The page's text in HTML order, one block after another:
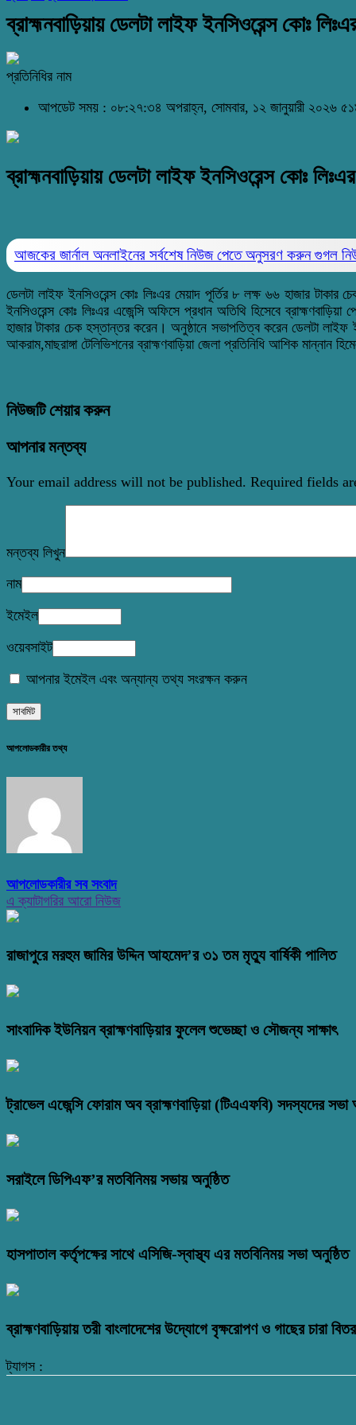
ব্রাহ্মনবাড়িয়ায় ডেলটা লাইফ ইনসিওরেন্স কোঃ
প্রতিনিধির নাম
আপডেট সময় : ০৮:২৭:৩৪ অপরাহ্ন, সোমবার, ১২ জানুয়ারী ২০২৬
ব্রাহ্মনবাড়িয়ায় ডেলটা লাইফ ইনসিওরেন্স কোঃ
আজকের জার্নাল অনলাইনের সর্বশেষ নিউজ পেতে অনুসরণ করুনগুগল
ডেলটা লাইফ ইনসিওরেন্স কোঃ লিঃএর মেয়াদ পূর্তির ৮ লক্ষ ৬৬ হাজারটাকার
ইনসিওরেন্স কোঃ লিঃএর এজেন্সি অফিসে প্রধান অতিথি হিসেবে
হাজার টাকার চেক হস্তান্তর করেন। অনুষ্ঠানে সভাপতিত্ব করেন ডেলটা লাইফ
আকরাম,মাছরাঙ্গা টেলিভিশনের ব্রাহ্মণবাড়িয়া জেলা প্রতিনিধি আশিক মান্নান
নিউজটি শেয়ার করুন
আপনার মন্তব্য
Your email address will not be published. Required fields
মন্তব্য লিখুন
নাম
ইমেইল
ওয়েবসাইট
আপনার ইমেইল এবং অন্যান্য তথ্য সংরক্ষন করুন
আপলোডকারীর তথ্য
আপলোডকারীর সব সংবাদ
এ ক্যাটাগরির আরো নিউজ
রাজাপুরে মরহুম জামির উদ্দিন আহমেদ’র ৩১ তম মৃত্যু বার্ষিকী পালিত
সাংবাদিক ইউনিয়ন ব্রাহ্মণবাড়িয়ার ফুলেল শুভেচ্ছা ও সৌজন্য সাক্ষাৎ
ট্রাভেল এজেন্সি ফোরাম অব ব্রাহ্মণবাড়িয়া (টিএএফবি) সদস্যদের সভা
সরাইলে ডিপিএফ’র মতবিনিময় সভায় অনুষ্ঠিত
হাসপাতাল কর্তৃপক্ষের সাথে এসিজি-স্বাস্থ্য এর মতবিনিময় সভা অনুষ্ঠিত
ব্রাহ্মণবাড়িয়ায় তরী বাংলাদেশের উদ্যোগে বৃক্ষরোপণ ও গাছের চারা
ট্যাগস :